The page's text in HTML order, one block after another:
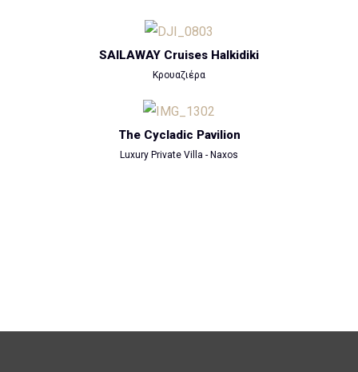
SAILAWAY Cruises Halkidiki
Κρουαζιέρα
The Cycladic Pavilion
Luxury Private Villa - Naxos